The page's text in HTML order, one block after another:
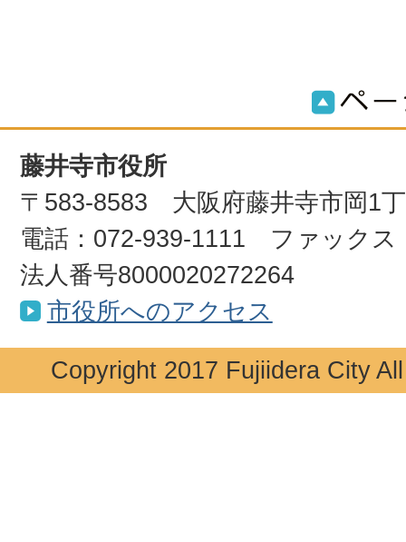
藤井寺市役所
〒583-8583 大阪府藤井寺市岡1
電話：072-939-1111 ファックス
法人番号8000020272264
市役所へのアクセス
Copyright 2017 Fujiidera City